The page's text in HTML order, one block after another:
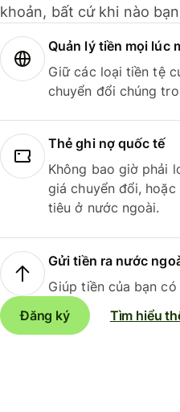
khoản, bất cứ khi nào
Quản lý tiền mọi lúc
Giữ các loại tiền tệ
chuyển đổi chúng
Thẻ ghi nợ quốc tế
Không bao giờ phải
giá chuyển đổi,
tiêu ở nước ngoài.
Gửi tiền ra nước
Giúp tiền của bạn
Đăng ký
Tìm hiểu